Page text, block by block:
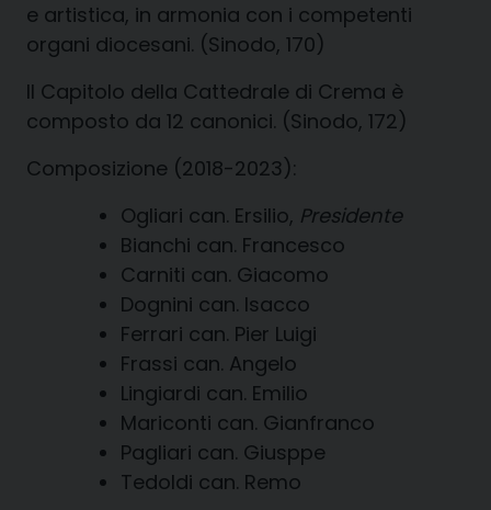
e artistica, in armonia con i competenti
organi diocesani. (Sinodo, 170)
Il Capitolo della Cattedrale di Crema è
composto da 12 canonici. (Sinodo, 172)
Composizione (2018-2023):
Ogliari can. Ersilio, Presidente
Bianchi can. Francesco
Carniti can. Giacomo
Dognini can. Isacco
Ferrari can. Pier Luigi
Frassi can. Angelo
Lingiardi can. Emilio
Mariconti can. Gianfranco
Pagliari can. Giusppe
Tedoldi can. Remo